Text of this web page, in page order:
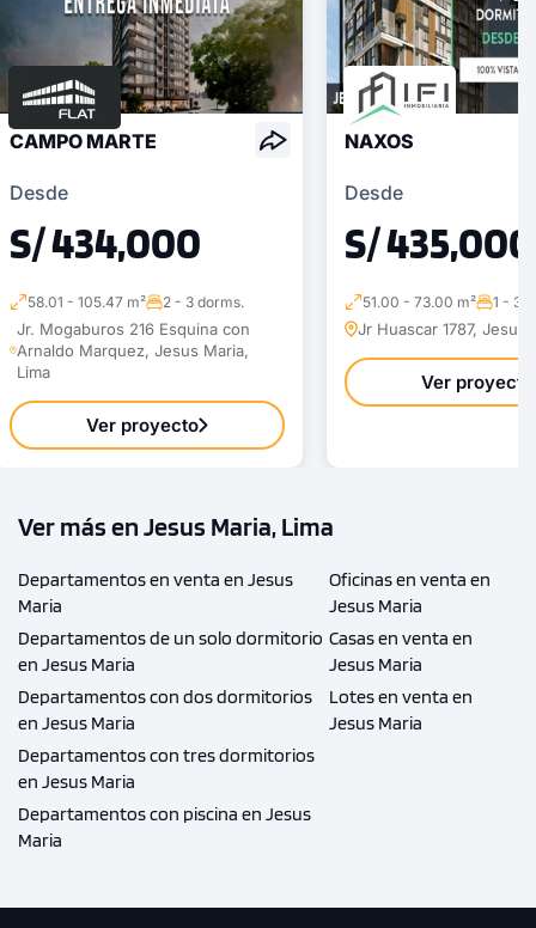
CAMPO MARTE
Desde
S/ 434,000
58.01 - 105.47 m² 2 - 3 dorms.
Jr. Mogaburos 216 Esquina con
Arnaldo Marquez, Jesus Maria,
Lima
Ver proyecto
NAXOS
Desde
S/ 435,000
51.00 - 73.00 m² 1 - 3
Jr Huascar 1787, Jesus
Ver proyecto
Ver más en Jesus Maria, Lima
Departamentos en venta en Jesus
Maria
Departamentos de un solo dormitorio
en Jesus Maria
Departamentos con dos dormitorios
en Jesus Maria
Departamentos con tres dormitorios
en Jesus Maria
Departamentos con piscina en Jesus
Maria
Oficinas en venta en
Jesus Maria
Casas en venta en
Jesus Maria
Lotes en venta en
Jesus Maria